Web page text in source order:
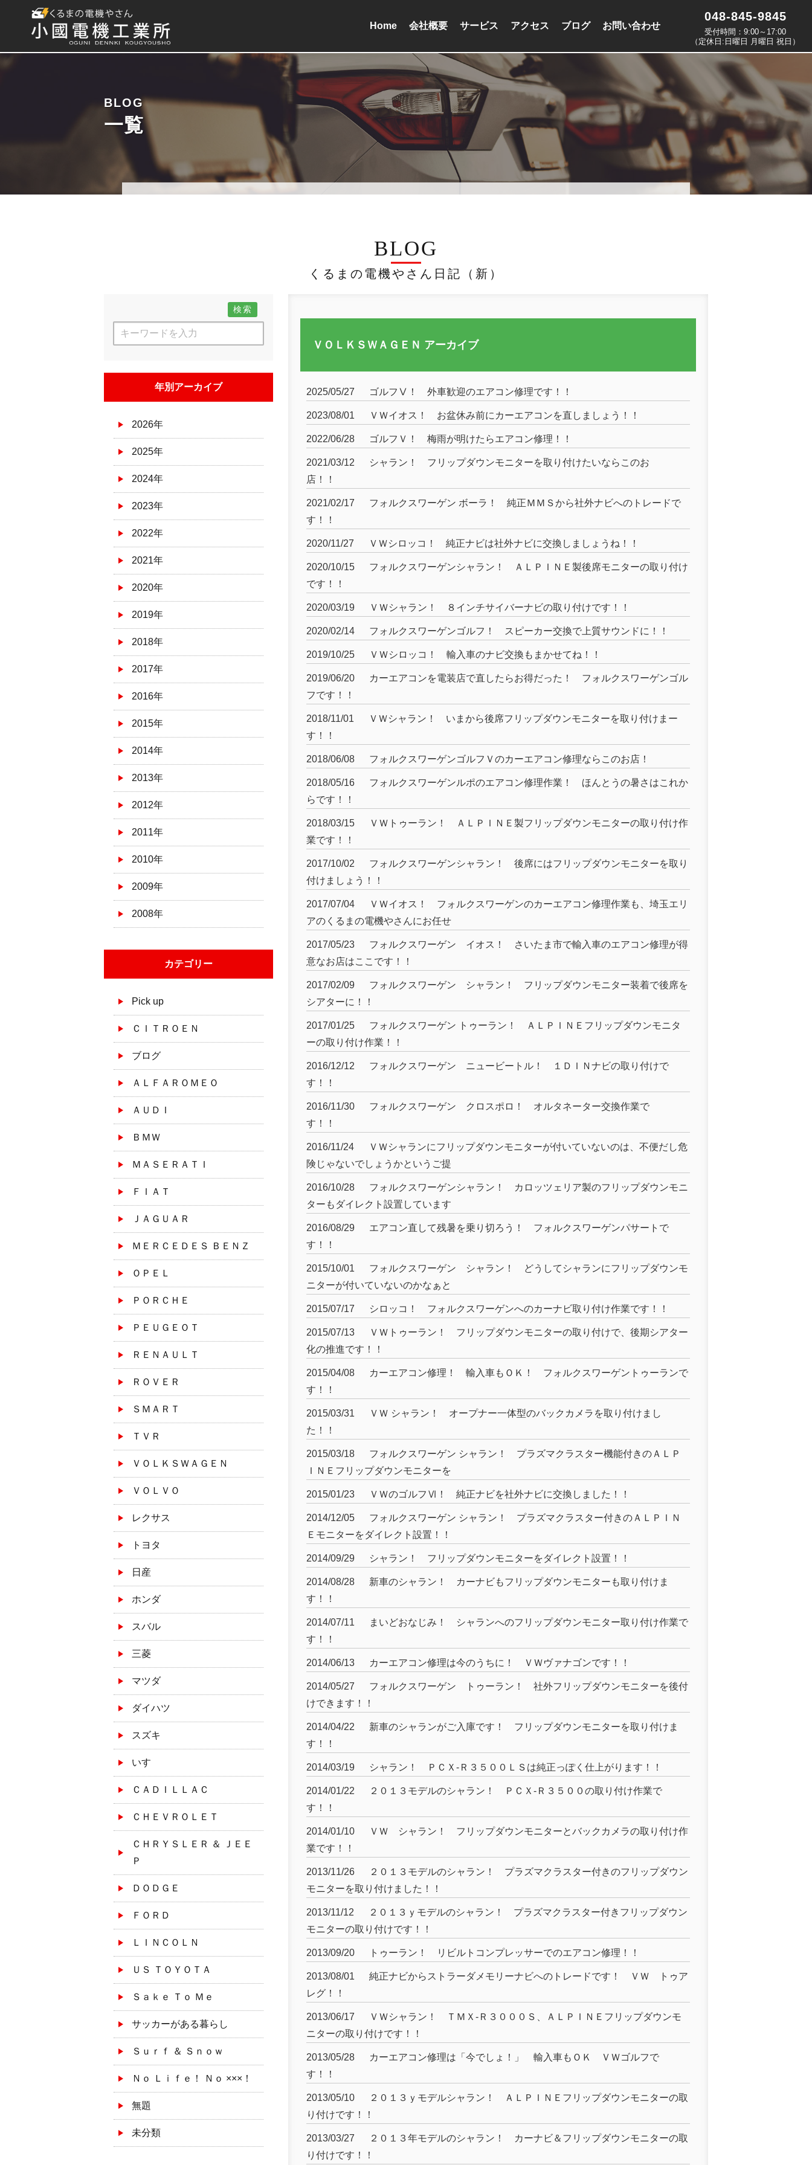
Home 会社概要 サービス アクセス ブログ お問い合わせ
048-845-9845
受付時間：9:00～17:00
（定休日:日曜日 月曜日 祝日）
BLOG
一覧
BLOG
くるまの電機やさん日記（新）
検索
年別アーカイブ
2026年
2025年
2024年
2023年
2022年
2021年
2020年
2019年
2018年
2017年
2016年
2015年
2014年
2013年
2012年
2011年
2010年
2009年
2008年
カテゴリー
Pick up
ＣＩＴＲＯＥＮ
ブログ
ＡＬＦＡＲＯＭＥＯ
ＡＵＤＩ
ＢＭＷ
ＭＡＳＥＲＡＴＩ
ＦＩＡＴ
ＪＡＧＵＡＲ
ＭＥＲＣＥＤＥＳ ＢＥＮＺ
ＯＰＥＬ
ＰＯＲＣＨＥ
ＰＥＵＧＥＯＴ
ＲＥＮＡＵＬＴ
ＲＯＶＥＲ
ＳＭＡＲＴ
ＴＶＲ
ＶＯＬＫＳＷＡＧＥＮ
ＶＯＬＶＯ
レクサス
トヨタ
日産
ホンダ
スバル
三菱
マツダ
ダイハツ
スズキ
いすゞ
ＣＡＤＩＬＬＡＣ
ＣＨＥＶＲＯＬＥＴ
ＣＨＲＹＳＬＥＲ ＆ ＪＥＥ
Ｐ
ＤＯＤＧＥ
ＦＯＲＤ
ＬＩＮＣＯＬＮ
ＵＳ ＴＯＹＯＴＡ
Ｓａｋｅ Ｔｏ Ｍｅ
サッカーがある暮らし
Ｓｕｒｆ ＆ Ｓｎｏｗ
Ｎｏ Ｌｉｆｅ！ Ｎｏ ×××！
無題
未分類
ＶＯＬＫＳＷＡＧＥＮ アーカイブ
2025/05/27 ゴルフⅤ！ 外車歓迎のエアコン修理です！！
2023/08/01 ＶＷイオス！ お盆休み前にカーエアコンを直しましょう！！
2022/06/28 ゴルフＶ！ 梅雨が明けたらエアコン修理！！
2021/03/12
シャラン！ フリップダウンモニターを取り付けたいならこのお
店！！
2021/02/17
フォルクスワーゲン ボーラ！ 純正ＭＭＳから社外ナビへのトレードで
す！！
2020/11/27 ＶＷシロッコ！ 純正ナビは社外ナビに交換しましょうね！！
2020/10/15
フォルクスワーゲンシャラン！ ＡＬＰＩＮＥ製後席モニターの取り付け
です！！
2020/03/19 ＶＷシャラン！ ８インチサイバーナビの取り付けです！！
2020/02/14 フォルクスワーゲンゴルフ！ スピーカー交換で上質サウンドに！！
2019/10/25 ＶＷシロッコ！ 輸入車のナビ交換もまかせてね！！
2019/06/20
カーエアコンを電装店で直したらお得だった！ フォルクスワーゲンゴル
フです！！
2018/11/01
ＶＷシャラン！ いまから後席フリップダウンモニターを取り付けまー
す！！
2018/06/08 フォルクスワーゲンゴルフＶのカーエアコン修理ならこのお店！
2018/05/16
フォルクスワーゲンルポのエアコン修理作業！ ほんとうの暑さはこれか
らです！！
2018/03/15
ＶＷトゥーラン！ ＡＬＰＩＮＥ製フリップダウンモニターの取り付け作
業です！！
2017/10/02
フォルクスワーゲンシャラン！ 後席にはフリップダウンモニターを取り
付けましょう！！
2017/07/04
ＶＷイオス！ フォルクスワーゲンのカーエアコン修理作業も、埼玉エリ
アのくるまの電機やさんにお任せ
2017/05/23
フォルクスワーゲン イオス！ さいたま市で輸入車のエアコン修理が得
意なお店はここです！！
2017/02/09
フォルクスワーゲン シャラン！ フリップダウンモニター装着で後席を
シアターに！！
2017/01/25
フォルクスワーゲン トゥーラン！ ＡＬＰＩＮＥフリップダウンモニタ
ーの取り付け作業！！
2016/12/12
フォルクスワーゲン ニュービートル！ １ＤＩＮナビの取り付けで
す！！
2016/11/30
フォルクスワーゲン クロスポロ！ オルタネーター交換作業で
す！！
2016/11/24
ＶＷシャランにフリップダウンモニターが付いていないのは、不便だし危
険じゃないでしょうかというご提
2016/10/28
フォルクスワーゲンシャラン！ カロッツェリア製のフリップダウンモニ
ターもダイレクト設置しています
2016/08/29
エアコン直して残暑を乗り切ろう！ フォルクスワーゲンパサートで
す！！
2015/10/01
フォルクスワーゲン シャラン！ どうしてシャランにフリップダウンモ
ニターが付いていないのかなぁと
2015/07/17 シロッコ！ フォルクスワーゲンへのカーナビ取り付け作業です！！
2015/07/13
ＶＷトゥーラン！ フリップダウンモニターの取り付けで、後期シアター
化の推進です！！
2015/04/08
カーエアコン修理！ 輸入車もＯＫ！ フォルクスワーゲントゥーランで
す！！
2015/03/31
ＶＷ シャラン！ オープナー一体型のバックカメラを取り付けまし
た！！
2015/03/18
フォルクスワーゲン シャラン！ プラズマクラスター機能付きのＡＬＰ
ＩＮＥフリップダウンモニターを
2015/01/23 ＶＷのゴルフⅥ！ 純正ナビを社外ナビに交換しました！！
2014/12/05
フォルクスワーゲン シャラン！ プラズマクラスター付きのＡＬＰＩＮ
Ｅモニターをダイレクト設置！！
2014/09/29 シャラン！ フリップダウンモニターをダイレクト設置！！
2014/08/28
新車のシャラン！ カーナビもフリップダウンモニターも取り付けま
す！！
2014/07/11
まいどおなじみ！ シャランへのフリップダウンモニター取り付け作業で
す！！
2014/06/13 カーエアコン修理は今のうちに！ ＶＷヴァナゴンです！！
2014/05/27
フォルクスワーゲン トゥーラン！ 社外フリップダウンモニターを後付
けできます！！
2014/04/22
新車のシャランがご入庫です！ フリップダウンモニターを取り付けま
す！！
2014/03/19 シャラン！ ＰＣＸ-Ｒ３５００ＬＳは純正っぽく仕上がります！！
2014/01/22
２０１３モデルのシャラン！ ＰＣＸ-Ｒ３５００の取り付け作業で
す！！
2014/01/10
ＶＷ シャラン！ フリップダウンモニターとバックカメラの取り付け作
業です！！
2013/11/26
２０１３モデルのシャラン！ プラズマクラスター付きのフリップダウン
モニターを取り付けました！！
2013/11/12
２０１３ｙモデルのシャラン！ プラズマクラスター付きフリップダウン
モニターの取り付けです！！
2013/09/20 トゥーラン！ リビルトコンプレッサーでのエアコン修理！！
2013/08/01
純正ナビからストラーダメモリーナビへのトレードです！ ＶＷ トゥア
レグ！！
2013/06/17
ＶＷシャラン！ ＴＭＸ-Ｒ３０００Ｓ、ＡＬＰＩＮＥフリップダウンモ
ニターの取り付けです！！
2013/05/28
カーエアコン修理は「今でしょ！」 輸入車もＯＫ ＶＷゴルフで
す！！
2013/05/10
２０１３ｙモデルシャラン！ ＡＬＰＩＮＥフリップダウンモニターの取
り付けです！！
2013/03/27
２０１３年モデルのシャラン！ カーナビ＆フリップダウンモニターの取
り付けです！！